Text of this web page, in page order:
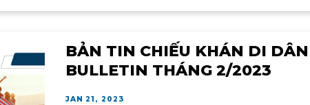
BẢN TIN CHIẾU KHÁN DI
BULLETIN THÁNG 2/2023
JAN 21, 2023